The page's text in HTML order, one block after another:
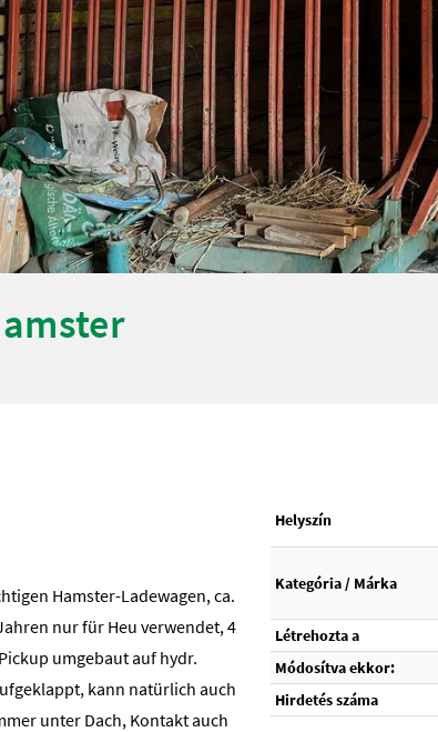
Hamster-Ladewagen, ca.
nur für Heu verwendet, 4
umgebaut auf hydr.
kann natürlich auch
unter Dach, Kontakt auch
Helyszín
Kategória / Márka
Létrehozta a
Módosítva ekkor:
Hirdetés száma